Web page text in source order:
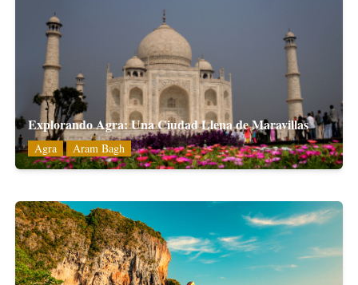
Explorando Agra: Una Ciudad Llena de Maravillas
Agra Aram Bagh